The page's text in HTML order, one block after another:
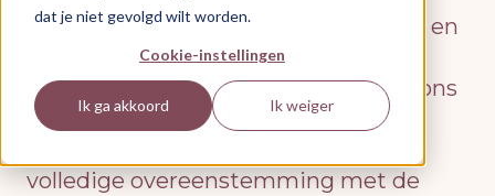
dat je niet gevolgd wilt worden.
Cookie-instellingen
Ik ga akkoord Ik weiger
Bij Rosa weten we dat gezondheids- en
medische gegevens tot de meest
private en gevoelige gegevens over ons
behoren. We verdedigen je
volledige overeenstemming met de